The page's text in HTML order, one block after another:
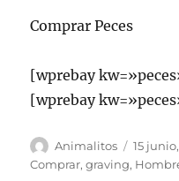
Comprar Peces
[wprebay
[wprebay
Autor
Animalitos
el
15 junio,
Comprar,graving,